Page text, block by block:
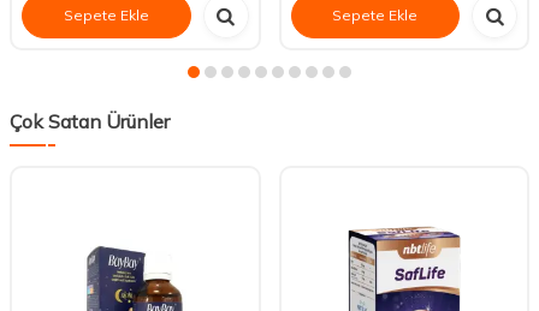
Sepete Ekle Sepete Ekle
Çok Satan Ürünler